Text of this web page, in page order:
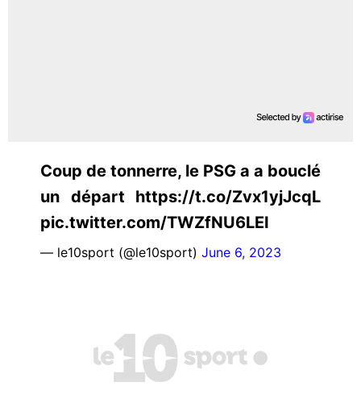
Coup de tonnerre, le PSG a a bouclé
un départ https://t.co/Zvx1yjJcqL
pic.twitter.com/TWZfNU6LEI
— le10sport (@le10sport) June 6, 2023